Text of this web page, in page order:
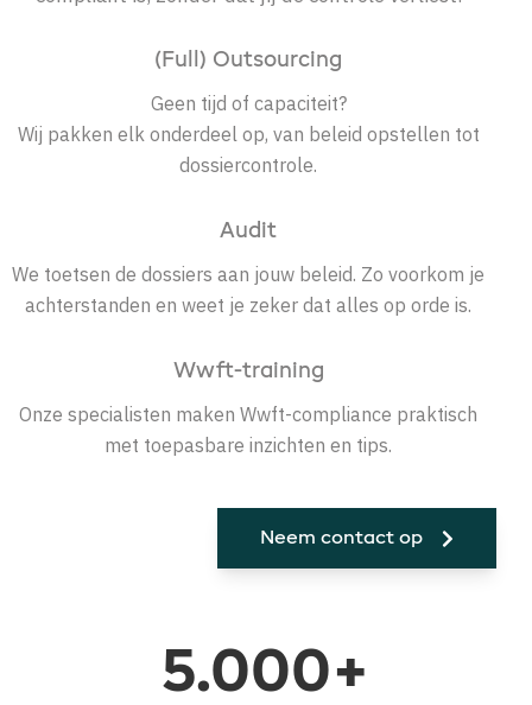
(Full) Outsourcing
Geen tijd of capaciteit?
Wij pakken elk onderdeel op, van beleid opstellen tot
dossiercontrole.
Audit
We toetsen de dossiers aan jouw beleid. Zo voorkom je
achterstanden en weet je zeker dat alles op orde is.
Wwft-training
Onze specialisten maken Wwft-compliance praktisch
met toepasbare inzichten en tips.
Neem contact op
5.000+